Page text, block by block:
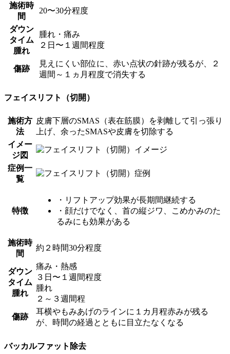
施術時
間
20〜30分程度
ダウン
タイム
腫れ
腫れ・痛み
２日〜１週間程度
傷跡
見えにくい部位に、赤い点状の針跡が残るが、２
週間～１ヵ月程度で消失する
フェイスリフト（切開）
施術方
法
皮膚下層のSMAS（表在筋膜）を剥離して引っ張り
上げ、余ったSMASや皮膚を切除する
イメー
ジ図
症例一
覧
特徴
・リフトアップ効果が長期間継続する
・顔だけでなく、首の縦ジワ、こめかみのた
るみにも効果がある
施術時
間
約２時間30分程度
ダウン
タイム
腫れ
痛み・熱感
３日〜１週間程度
腫れ
２～３週間程
傷跡
耳横やもみあげのラインに１カ月程赤みが残る
が、時間の経過とともに目立たなくなる
バッカルファット除去